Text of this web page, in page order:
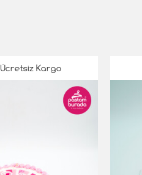
Ücretsiz Kargo